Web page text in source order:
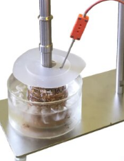
ઉચ્ચ નિકોટિન